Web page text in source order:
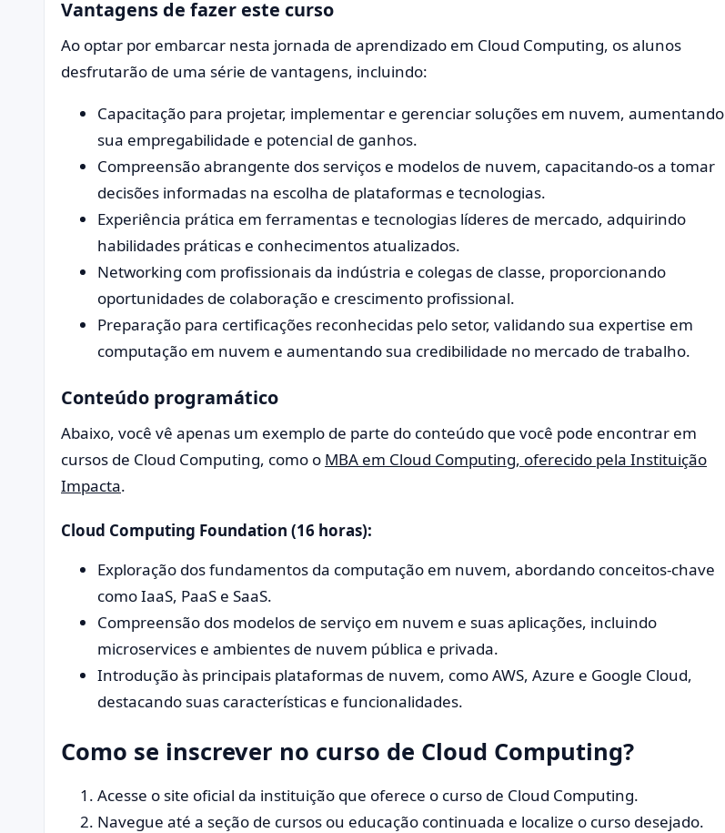
Vantagens de fazer este curso
Ao optar por embarcar nesta jornada de aprendizado em Cloud Computing, os alunos
desfrutarão de uma série de vantagens, incluindo:
Capacitação para projetar, implementar e gerenciar soluções em nuvem, aumentando
sua empregabilidade e potencial de ganhos.
Compreensão abrangente dos serviços e modelos de nuvem, capacitando-os a tomar
decisões informadas na escolha de plataformas e tecnologias.
Experiência prática em ferramentas e tecnologias líderes de mercado, adquirindo
habilidades práticas e conhecimentos atualizados.
Networking com profissionais da indústria e colegas de classe, proporcionando
oportunidades de colaboração e crescimento profissional.
Preparação para certificações reconhecidas pelo setor, validando sua expertise em
computação em nuvem e aumentando sua credibilidade no mercado de trabalho.
Conteúdo programático
Abaixo, você vê apenas um exemplo de parte do conteúdo que você pode encontrar em
cursos de Cloud Computing, como o MBA em Cloud Computing, oferecido pela Instituição
Impacta.
Cloud Computing Foundation (16 horas):
Exploração dos fundamentos da computação em nuvem, abordando conceitos-chave
como IaaS, PaaS e SaaS.
Compreensão dos modelos de serviço em nuvem e suas aplicações, incluindo
microservices e ambientes de nuvem pública e privada.
Introdução às principais plataformas de nuvem, como AWS, Azure e Google Cloud,
destacando suas características e funcionalidades.
Como se inscrever no curso de Cloud Computing?
Acesse o site oficial da instituição que oferece o curso de Cloud Computing.
Navegue até a seção de cursos ou educação continuada e localize o curso desejado.